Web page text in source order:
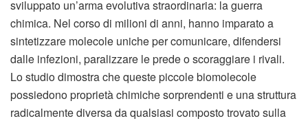
sviluppato un’arma evolutiva straordinaria: la guerra
chimica. Nel corso di milioni di anni, hanno imparato a
sintetizzare molecole uniche per comunicare, difendersi
dalle infezioni, paralizzare le prede o scoraggiare i rivali.
Lo studio dimostra che queste piccole biomolecole
possiedono proprietà chimiche sorprendenti e una struttura
radicalmente diversa da qualsiasi composto trovato sulla